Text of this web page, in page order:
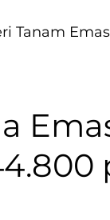
Tanam Emas